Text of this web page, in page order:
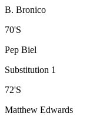
B. Bronico
70'S
Pep Biel
Substitution 1
72'S
Matthew Edwards